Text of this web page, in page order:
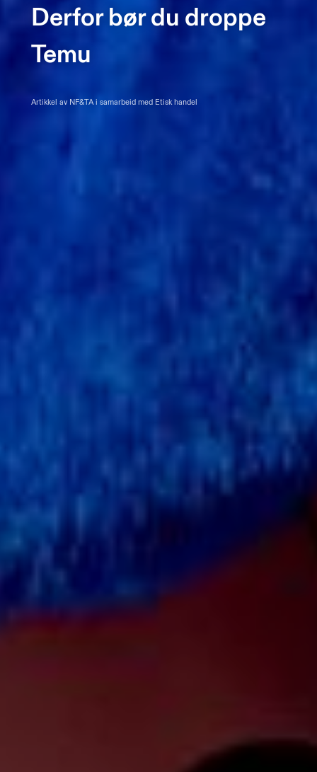
Derfor bør du droppe
Temu
Artikkel av NF&TA i samarbeid med Etisk handel